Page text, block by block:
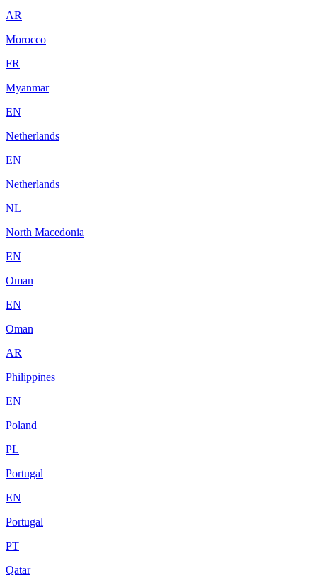
AR
Morocco
FR
Myanmar
EN
Netherlands
EN
Netherlands
NL
North Macedonia
EN
Oman
EN
Oman
AR
Philippines
EN
Poland
PL
Portugal
EN
Portugal
PT
Qatar